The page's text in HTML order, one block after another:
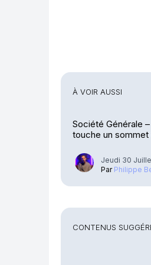
À VOIR AUSSI
Société Générale
touche un
Jeudi 30
Par Philippe
CONTENUS